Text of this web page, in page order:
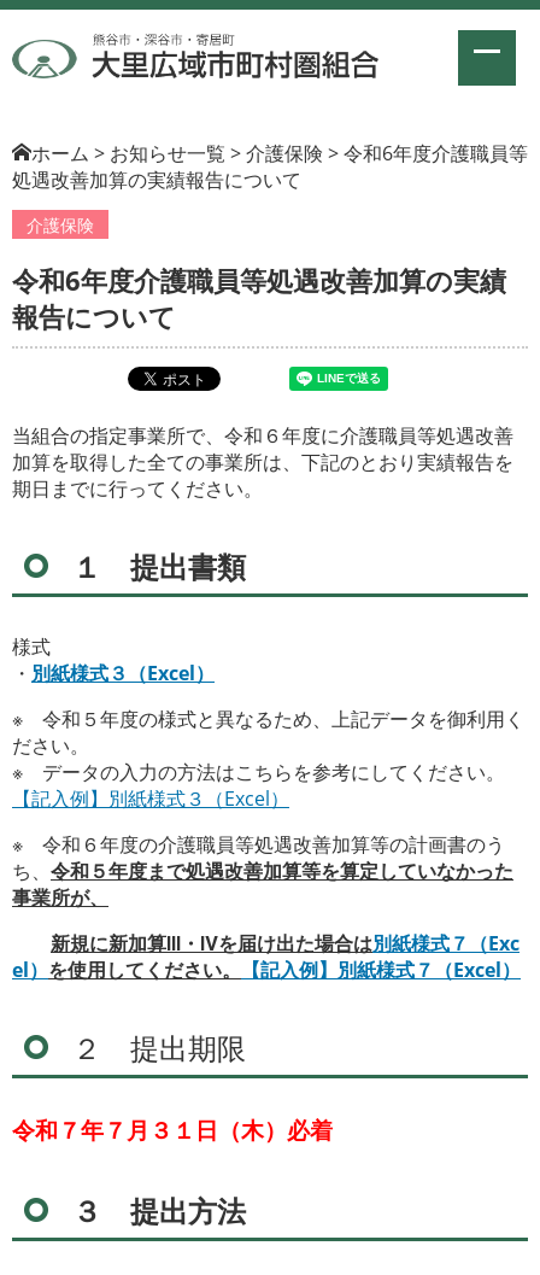
ホーム > お知らせ一覧 >介護保険 >令和6年度介護職員等
処遇改善加算の実績報告について
介護保険
令和6年度介護職員等処遇改善加算の実績
報告について
当組合の指定事業所で、令和６年度に介護職員等処遇改善
加算を取得した全ての事業所は、下記のとおり実績報告を
期日までに行ってください。
１ 提出書類
様式
・ 別紙様式３（Excel）
※ 令和５年度の様式と異なるため、上記データを御利用く
ださい。
※ データの入力の方法はこちらを参考にしてください。
【記入例】別紙様式３（Excel）
※ 令和６年度の介護職員等処遇改善加算等の計画書のう
ち、 令和５年度まで処遇改善加算等を算定していなかった
事業所が、
新規に新加算Ⅲ・Ⅳを届け出た場合は別紙様式７（Exc
el） を使用してください。 【記入例】別紙様式７（Excel）
２ 提出期限
令和７年７月３１日（木）必着
３ 提出方法